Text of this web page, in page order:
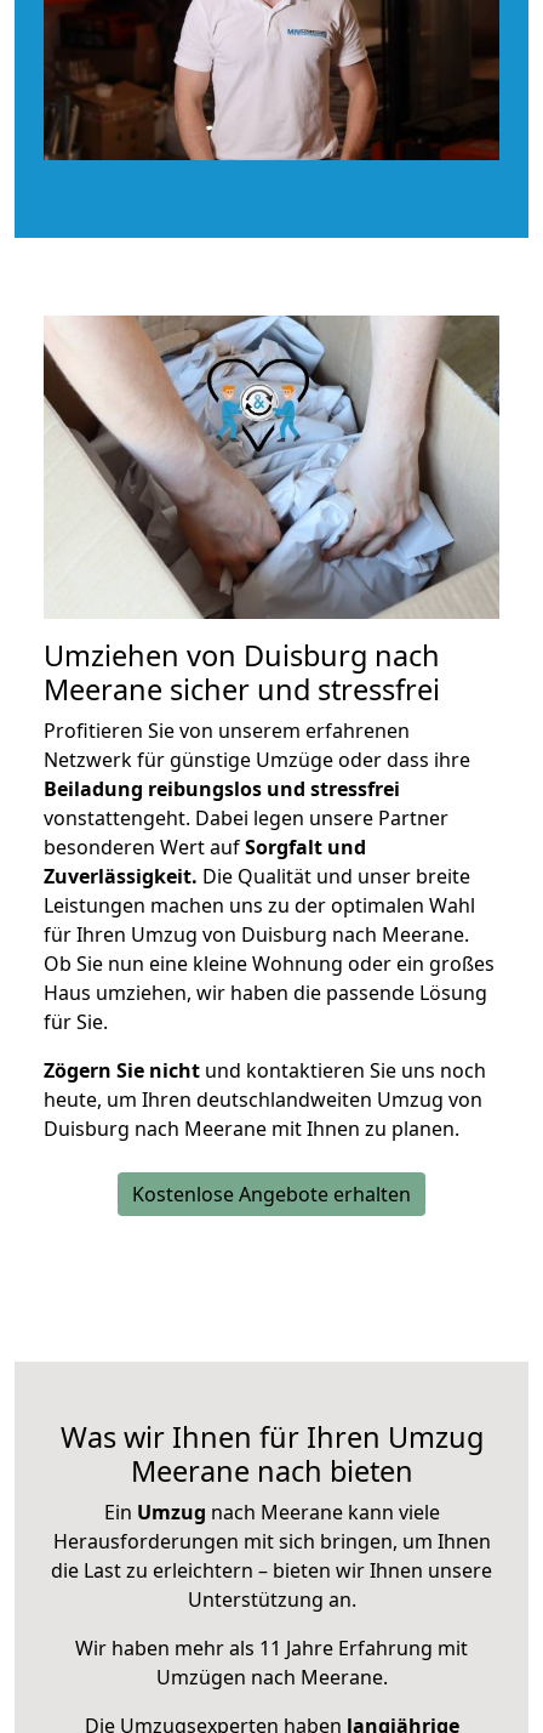
Umziehen von Duisburg nach
Meerane sicher und stressfrei
Profitieren Sie von unserem erfahrenen
Netzwerk für günstige Umzüge oder dass ihre
Beiladung reibungslos und stressfrei
vonstattengeht. Dabei legen unsere Partner
besonderen Wert aufSorgfalt und
Zuverlässigkeit. Die Qualität und unser breite
Leistungen machen uns zu der optimalen Wahl
für Ihren Umzug von Duisburg nach Meerane.
Ob Sie nun eine kleine Wohnung oder ein großes
Haus umziehen, wir haben die passende Lösung
für Sie.
Zögern Sie nicht und kontaktieren Sie uns noch
heute, um Ihren deutschlandweiten Umzug von
Duisburg nach Meerane mit Ihnen zu planen.
Kostenlose Angebote erhalten
Was wir Ihnen für Ihren Umzug
Meerane nach bieten
Ein Umzug nach Meerane kann viele
Herausforderungen mit sich bringen, um Ihnen
die Last zu erleichtern – bieten wir Ihnen unsere
Unterstützung an.
Wir haben mehr als 11 Jahre Erfahrung mit
Umzügen nach Meerane.
Die Umzugsexperten haben langjährige